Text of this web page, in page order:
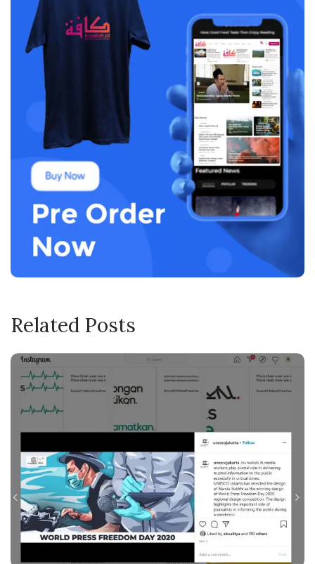
Related Posts